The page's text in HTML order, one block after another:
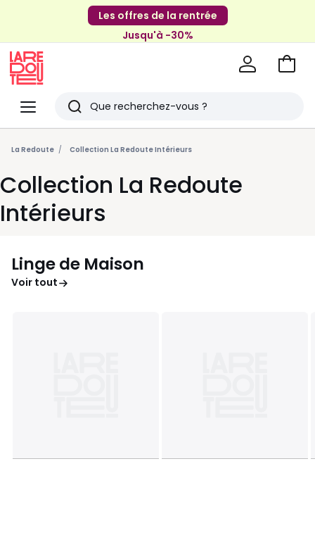
Les offres de la rentrée
Jusqu'à -30%
Menu
Redoute
Rechercher
Derniers
articles
vus
Aller
La Redoute Collection La Redoute Intérieurs
Collection La Redoute
Intérieurs
Linge de Maison
Voir tout